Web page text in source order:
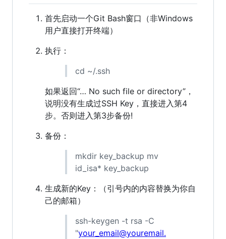
首先启动一个Git Bash窗口（非Windows
用户直接打开终端）
执行：
cd ~/.ssh
如果返回“… No such file or directory”，
说明没有生成过SSH Key，直接进入第4
步。否则进入第3步备份!
备份：
mkdir key_backup mv
id_isa* key_backup
生成新的Key：（引号内的内容替换为你自
己的邮箱）
ssh-keygen -t rsa -C
"your_email@youremail.